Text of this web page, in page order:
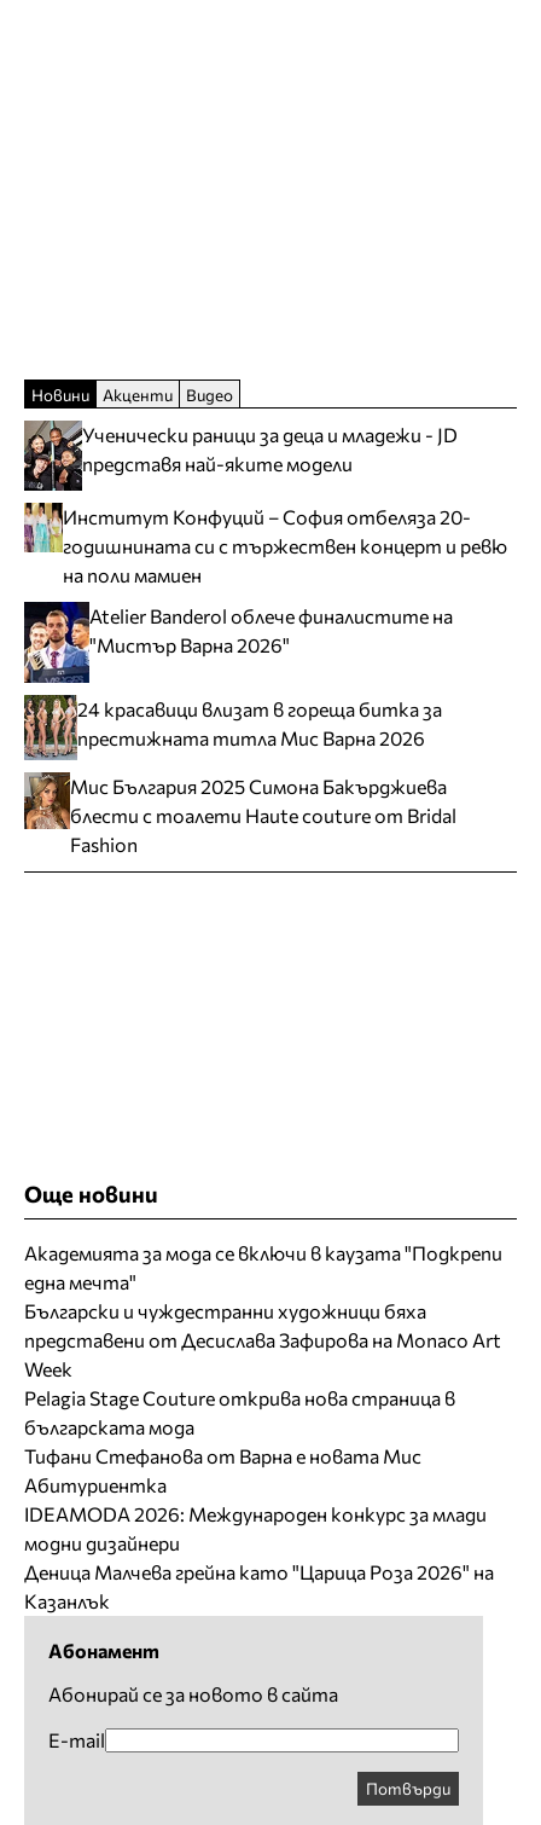
Новини Акценти Видео
Ученически раници за деца и младежи - JD
представя най-яките модели
Институт Конфуций – София отбеляза 20-
годишнината си с тържествен концерт и ревю
на поли мамиен
Atelier Banderol облече финалистите на
"Мистър Варна 2026"
24 красавици влизат в гореща битка за
престижната титла Мис Варна 2026
Мис България 2025 Симона Бакърджиева
блести с тоалети Haute couture от Bridal
Fashion
Още новини
Академията за мода се включи в каузата "Подкрепи
една мечта"
Български и чуждестранни художници бяха
представени от Десислава Зафирова на Monaco Art
Week
Pelagia Stage Couture открива нова страница в
българската мода
Тифани Стефанова от Варна е новата Мис
Абитуриентка
IDEAMODA 2026: Международен конкурс за млади
модни дизайнери
Деница Малчева грейна като "Царица Роза 2026" на
Казанлък
Абонамент
Абонирай се за новото в сайта
E-mail
Потвърди